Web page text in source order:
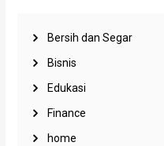
Bersih dan Segar
Bisnis
Edukasi
Finance
home